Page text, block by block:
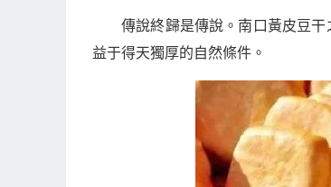
傳說終歸是傳說。南口黃皮豆
益于得天獨厚的自然條件。